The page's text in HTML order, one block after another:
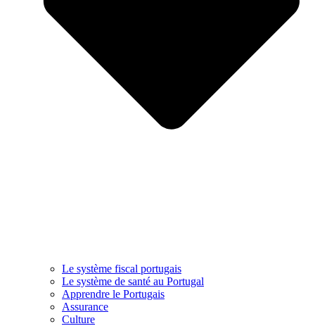
Le système fiscal portugais
Le système de santé au Portugal
Apprendre le Portugais
Assurance
Culture